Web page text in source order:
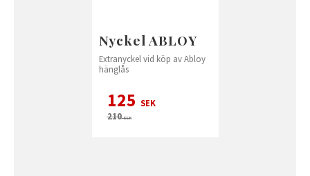
Nyckel ABLOY
Extranyckel vid köp av Abloy
hänglås
125 SEK
210SEK